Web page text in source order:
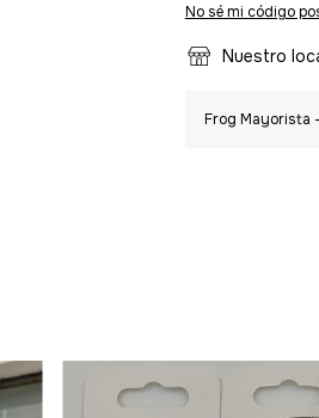
No sé mi código
Nuestro
Frog Mayorista